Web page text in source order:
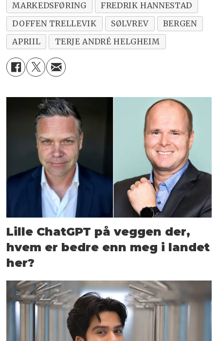
MARKEDSFØRING
FREDRIK HANNESTAD
DOFFEN TRELLEVIK
SØLVREV
BERGEN
APRIIL
TERJE ANDRÉ HELGHEIM
Lille ChatGPT på veggen der,
hvem er bedre enn meg i landet
her?